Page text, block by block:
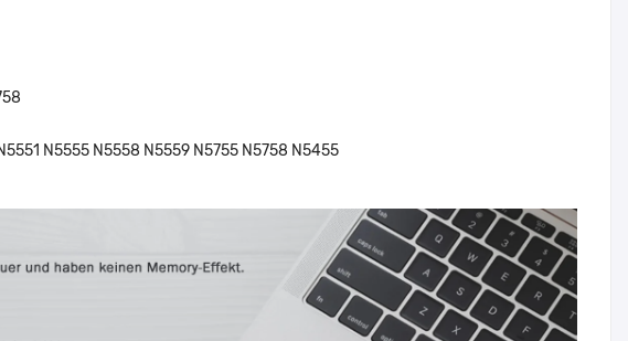
N5555 N5558 N5559 N5755 N5758 N5455